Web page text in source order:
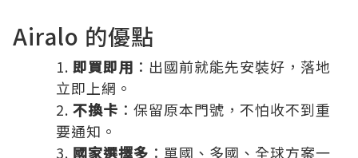
Airalo 的優點
即買即用 ：出國前就能先安裝好，落地
立即上網。
不換卡 ：保留原本門號，不怕收不到重
要通知。
國家選擇多 ：單國、多國、全球方案一